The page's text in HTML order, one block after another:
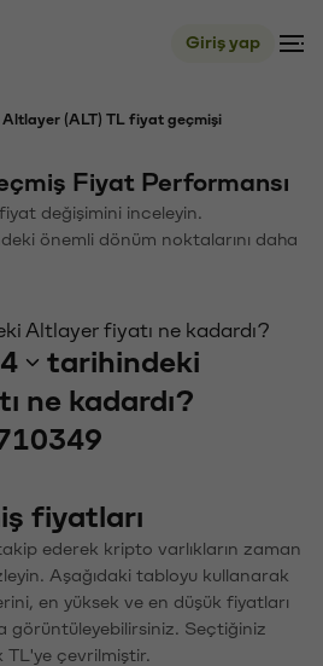
Giriş yap
Altlayer (ALT) TL fiyat geçmişi
Fiyat Performansı
değişimini inceleyin.
önemli dönüm noktalarını daha
Altlayer fiyatı ne kadardı?
tarihindeki
ne kadardı?
fiyatları
ederek kripto varlıkların zaman
Aşağıdaki tabloyu kullanarak
en yüksek ve en düşük fiyatları
görüntüleyebilirsiniz. Seçtiğiniz
TL'ye çevrilmiştir.